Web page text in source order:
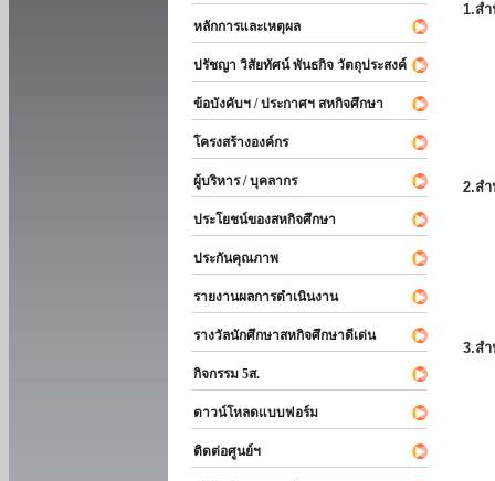
หลักการและเหตุผล
ปรัชญา วิสัยทัศน์ พันธกิจ วัตถุประสงค์
ข้อบังคับฯ / ประกาศฯ สหกิจศึกษา
โครงสร้างองค์กร
ผู้บริหาร / บุคลากร
ประโยชน์ของสหกิจศึกษา
ประกันคุณภาพ
รายงานผลการดำเนินงาน
รางวัลนักศึกษาสหกิจศึกษาดีเด่น
กิจกรรม 5ส.
ดาวน์โหลดแบบฟอร์ม
ติดต่อศูนย์ฯ
1.ส
2.ส
3.ส